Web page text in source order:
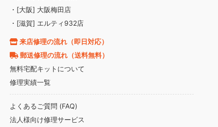
・[大阪] 大阪梅田店
・[滋賀] エルティ932店
来店修理の流れ（即日対応）
郵送修理の流れ（送料無料）
無料宅配キットについて
修理実績一覧
よくあるご質問 (FAQ)
法人様向け修理サービス